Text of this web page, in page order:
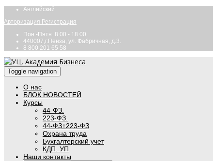
Английский
Авторизация Регистрация
Пон.-Пятн. 8.00 - 18.00
440007,г.Пенза, ул. Фабричная, д.3.
8 800 201 65 58
Toggle navigation
О нас
БЛОК НОВОСТЕЙ
Курсы
44-ФЗ.
223-ФЗ.
44-ФЗ+223-ФЗ
Охрана труда
Бухгалтерский учет
КДП. УП
Наши контакты